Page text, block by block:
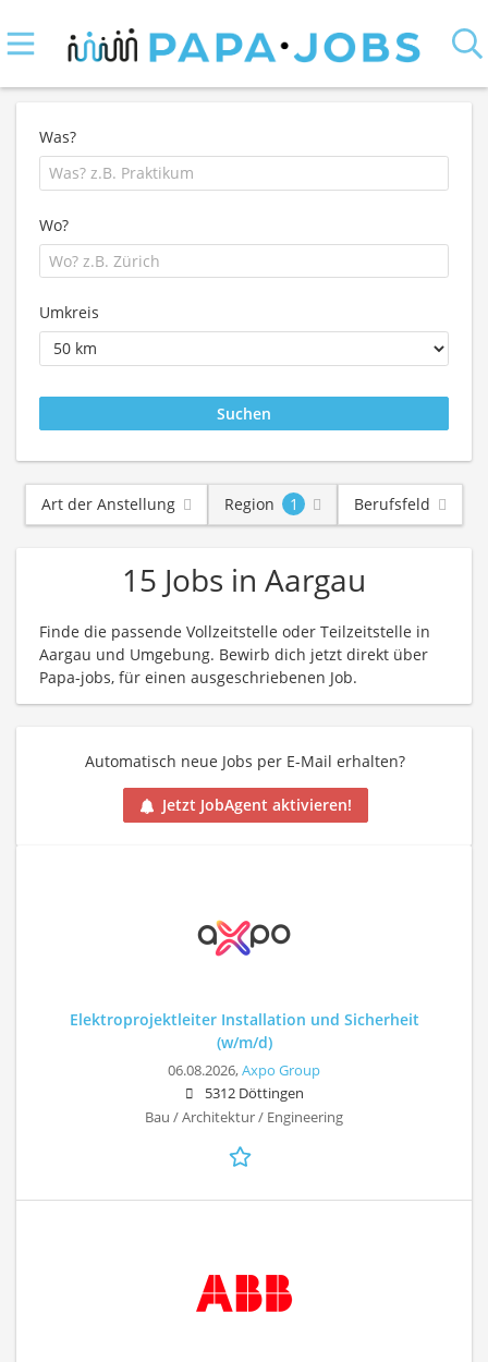
Was?
Wo?
Umkreis
Art der Anstellung Region 1 Berufsfeld
15 Jobs in Aargau
Finde die passende Vollzeitstelle oder Teilzeitstelle in
Aargau und Umgebung. Bewirb dich jetzt direkt über
Papa-jobs, für einen ausgeschriebenen Job.
Automatisch neue Jobs per E-Mail erhalten?
Jetzt JobAgent aktivieren!
Elektroprojektleiter Installation und Sicherheit
(w/m/d)
06.08.2026,Axpo Group
5312 Döttingen
Bau / Architektur / Engineering